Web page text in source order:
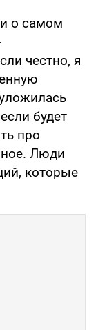
и о самом
честно, я
будет
про
Люди
которые